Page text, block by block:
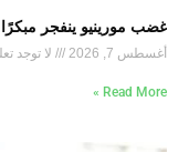
غضب مورينيو ينفجر
أغسطس 7, 2026 لا توجد
Read More »